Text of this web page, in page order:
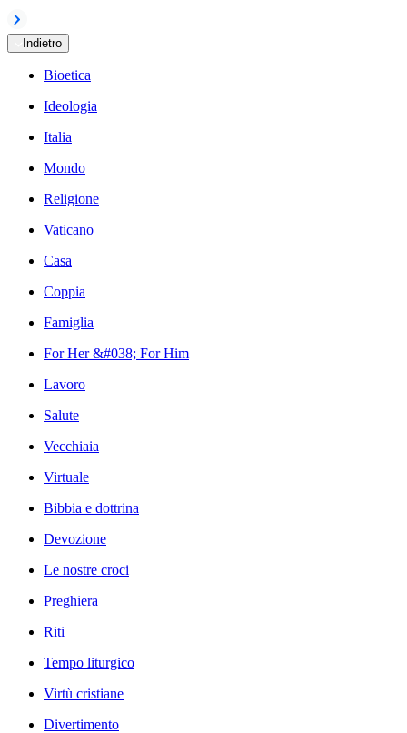
Indietro
Bioetica
Ideologia
Italia
Mondo
Religione
Vaticano
Casa
Coppia
Famiglia
For Her &#038; For Him
Lavoro
Salute
Vecchiaia
Virtuale
Bibbia e dottrina
Devozione
Le nostre croci
Preghiera
Riti
Tempo liturgico
Virtù cristiane
Divertimento